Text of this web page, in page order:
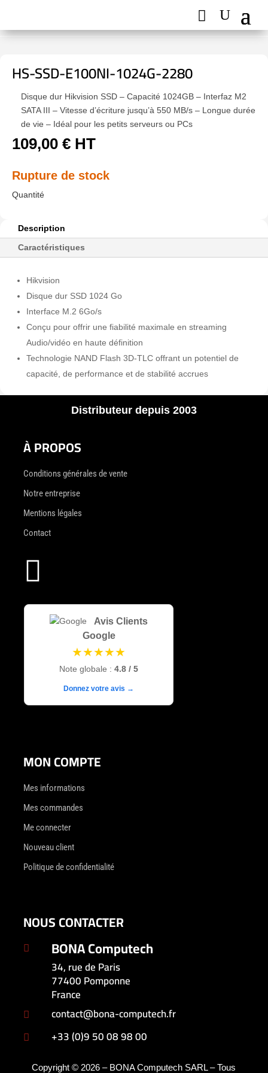
HS-SSD-E100NI-1024G-2280
Disque dur Hikvision SSD – Capacité 1024GB – Interfaz M2
SATA III – Vitesse d’écriture jusqu’à 550 MB/s – Longue durée
de vie – Idéal pour les petits serveurs ou PCs
109,00 € HT
Rupture de stock
Description
Caractéristiques
Hikvision
Disque dur SSD 1024 Go
Interface M.2 6Go/s
Conçu pour offrir une fiabilité maximale en streaming
Audio/vidéo en haute définition
Technologie NAND Flash 3D-TLC offrant un potentiel de
capacité, de performance et de stabilité accrues
Distributeur depuis 2003
À PROPOS
Conditions générales de vente
Notre entreprise
Mentions légales
Contact

Avis Clients
Google
★★★★★
Note globale : 4.8 / 5
Donnez votre avis →
MON COMPTE
Mes informations
Mes commandes
Me connecter
Nouveau client
Politique de confidentialité
NOUS CONTACTER
 BONA Computech
34, rue de Paris
77400 Pomponne
France
 contact@bona-computech.fr
 +33 (0)9 50 08 98 00
Copyright © 2026 – BONA Computech SARL – Tous